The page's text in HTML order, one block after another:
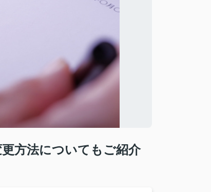
方法についてもご紹介